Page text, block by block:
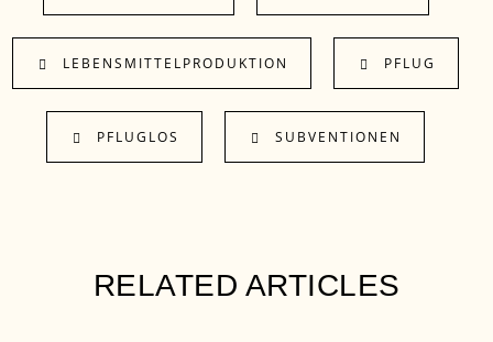
LEBENSMITTELPRODUKTION PFLUG
PFLUGLOS SUBVENTIONEN
RELATED ARTICLES